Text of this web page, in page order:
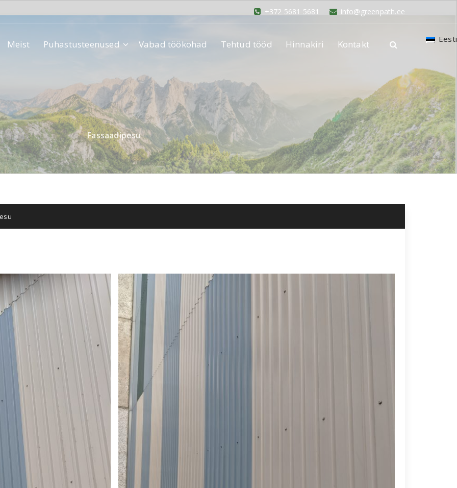
info@greenpath.ee
+372 5681 5681
Eesti
Meist Puhastusteenused Vabad töökohad Tehtud tööd Hinnakiri Kontakt
Fassaadipesu